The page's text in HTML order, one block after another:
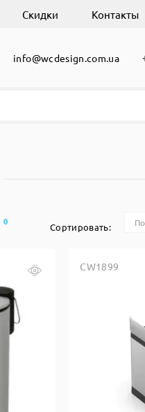
Скидки Контакты
info@wcdesign.com.ua
0 Сортировать:
CW1899